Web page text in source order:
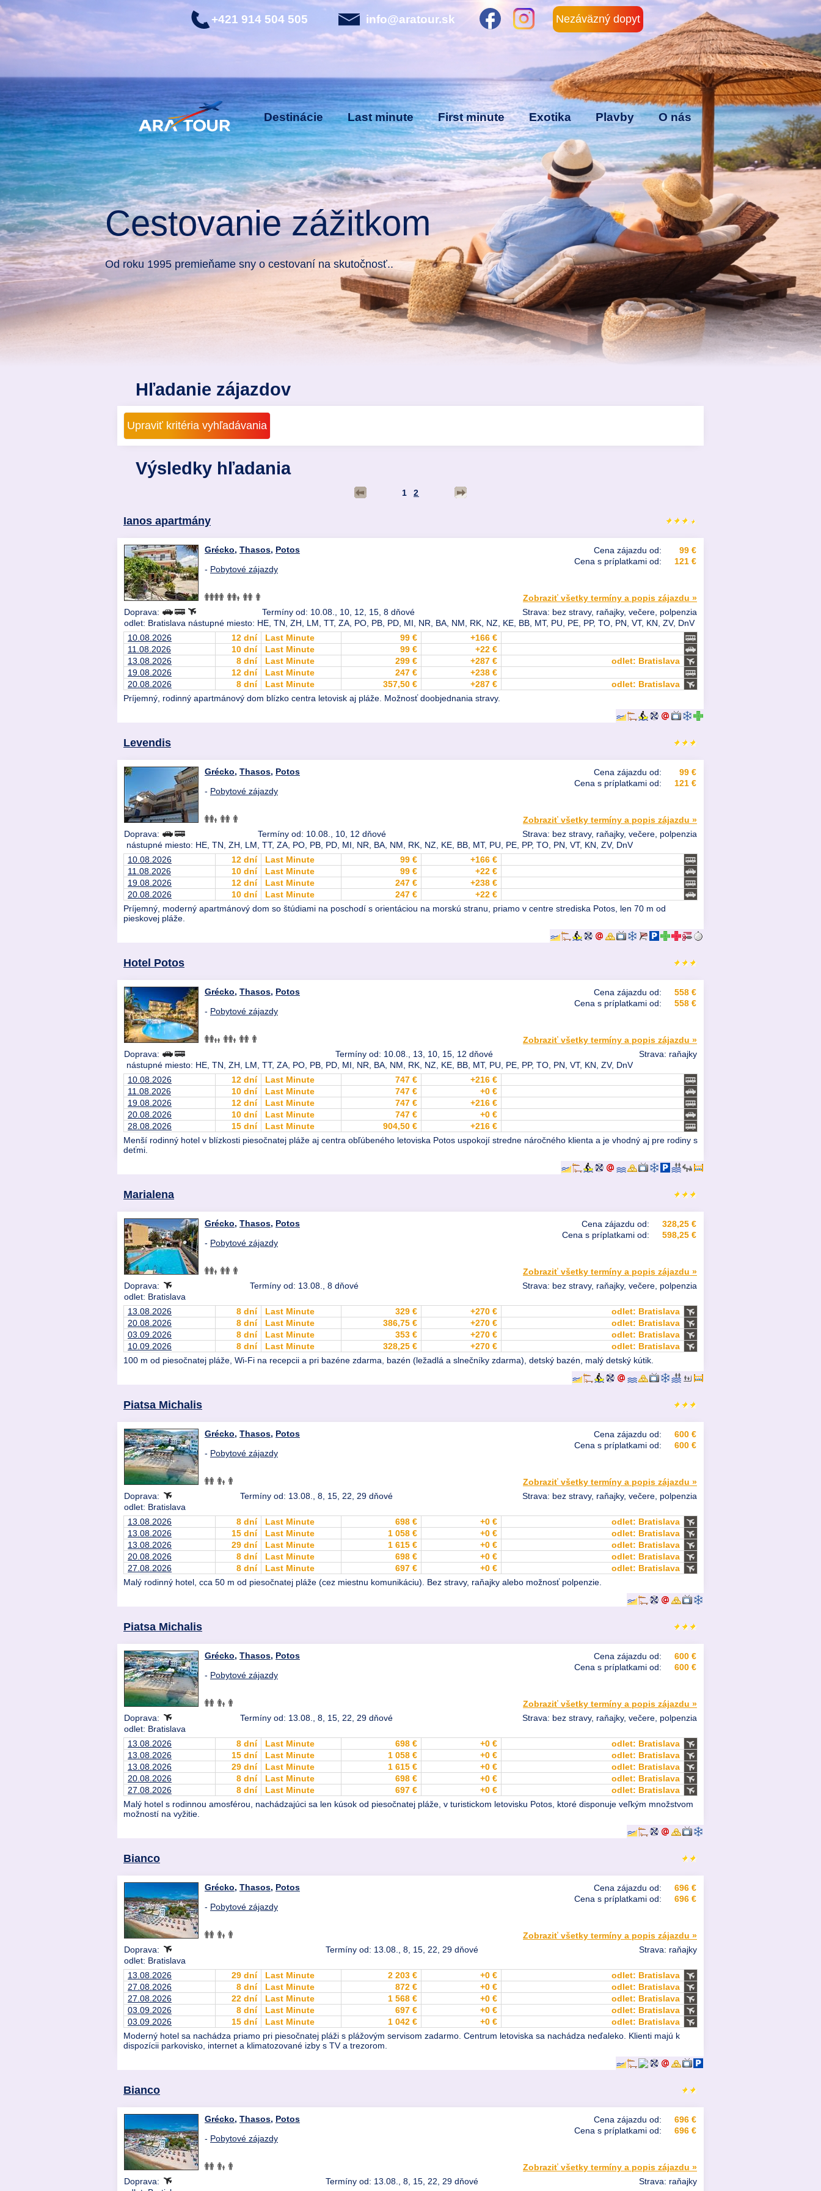
+421 914 504 505 info@aratour.sk Nezáväzný dopyt
Destinácie Last minute First minute Exotika Plavby O nás
Cestovanie zážitkom
Od roku 1995 premieňame sny o cestovaní na skutočnosť..
Hľadanie zájazdov
Výsledky hľadania
1 2
Ianos apartmány
Cena zájazdu od:
99 €
Cena s príplatkami od:
121 €
Grécko, Thasos, Potos
- Pobytové zájazdy
Zobraziť všetky termíny a popis zájazdu »
Doprava:
Termíny od: 10.08., 10, 12, 15, 8 dňové
Strava: bez stravy, raňajky, večere, polpenzia
odlet: Bratislava nástupné miesto: HE, TN, ZH, LM, TT, ZA, PO, PB, PD, MI, NR, BA, NM, RK, NZ, KE, BB, MT, PU, PE, PP, TO, PN, VT, KN, ZV, DnV
10.08.2026
12 dní Last Minute 99 €
+166 €
11.08.2026
10 dní Last Minute 99 €
+22 €
13.08.2026
8 dní Last Minute 299 € +287 €
odlet: Bratislava
19.08.2026
12 dní Last Minute 247 €
+238 €
20.08.2026
8 dní Last Minute 357,50 € +287 €
odlet: Bratislava
Príjemný, rodinný apartmánový dom blízko centra letovisk aj pláže. Možnosť doobjednania stravy.
Levendis
Cena zájazdu od:
99 €
Cena s príplatkami od:
121 €
Grécko, Thasos, Potos
- Pobytové zájazdy
Zobraziť všetky termíny a popis zájazdu »
Doprava:
Termíny od: 10.08., 10, 12 dňové
Strava: bez stravy, raňajky, večere, polpenzia
nástupné miesto: HE, TN, ZH, LM, TT, ZA, PO, PB, PD, MI, NR, BA, NM, RK, NZ, KE, BB, MT, PU, PE, PP, TO, PN, VT, KN, ZV, DnV
10.08.2026
12 dní Last Minute 99 €
+166 €
11.08.2026
10 dní Last Minute 99 €
+22 €
19.08.2026
12 dní Last Minute 247 €
+238 €
20.08.2026
10 dní Last Minute 247 €
+22 €
Príjemný, moderný apartmánový dom so štúdiami na poschodí s orientáciou na morskú stranu, priamo v centre strediska Potos, len 70 m od
pieskovej pláže.
Hotel Potos
Cena zájazdu od:
558 €
Cena s príplatkami od:
558 €
Grécko, Thasos, Potos
- Pobytové zájazdy
Zobraziť všetky termíny a popis zájazdu »
Doprava:
Termíny od: 10.08., 13, 10, 15, 12 dňové
Strava: raňajky
nástupné miesto: HE, TN, ZH, LM, TT, ZA, PO, PB, PD, MI, NR, BA, NM, RK, NZ, KE, BB, MT, PU, PE, PP, TO, PN, VT, KN, ZV, DnV
10.08.2026
12 dní Last Minute 747 €
+216 €
11.08.2026
10 dní Last Minute 747 €
+0 €
19.08.2026
12 dní Last Minute 747 €
+216 €
20.08.2026
10 dní Last Minute 747 €
+0 €
28.08.2026
15 dní Last Minute 904,50 €
+216 €
Menší rodinný hotel v blízkosti piesočnatej pláže aj centra obľúbeného letoviska Potos uspokojí stredne náročného klienta a je vhodný aj pre rodiny s
deťmi.
Marialena
Cena zájazdu od:
328,25 €
Cena s príplatkami od:
598,25 €
Grécko, Thasos, Potos
- Pobytové zájazdy
Zobraziť všetky termíny a popis zájazdu »
Doprava:
Termíny od: 13.08., 8 dňové
Strava: bez stravy, raňajky, večere, polpenzia
odlet: Bratislava
13.08.2026
8 dní Last Minute 329 € +270 €
odlet: Bratislava
20.08.2026
8 dní Last Minute 386,75 € +270 €
odlet: Bratislava
03.09.2026
8 dní Last Minute 353 € +270 €
odlet: Bratislava
10.09.2026
8 dní Last Minute 328,25 € +270 €
odlet: Bratislava
100 m od piesočnatej pláže, Wi-Fi na recepcii a pri bazéne zdarma, bazén (ležadlá a slnečníky zdarma), detský bazén, malý detský kútik.
Piatsa Michalis
Cena zájazdu od:
600 €
Cena s príplatkami od:
600 €
Grécko, Thasos, Potos
- Pobytové zájazdy
Zobraziť všetky termíny a popis zájazdu »
Doprava:
Termíny od: 13.08., 8, 15, 22, 29 dňové
Strava: bez stravy, raňajky, večere, polpenzia
odlet: Bratislava
13.08.2026
8 dní Last Minute 698 € +0 €
odlet: Bratislava
13.08.2026
15 dní Last Minute 1 058 € +0 €
odlet: Bratislava
13.08.2026
29 dní Last Minute 1 615 € +0 €
odlet: Bratislava
20.08.2026
8 dní Last Minute 698 € +0 €
odlet: Bratislava
27.08.2026
8 dní Last Minute 697 € +0 €
odlet: Bratislava
Malý rodinný hotel, cca 50 m od piesočnatej pláže (cez miestnu komunikáciu). Bez stravy, raňajky alebo možnosť polpenzie.
Piatsa Michalis
Cena zájazdu od:
600 €
Cena s príplatkami od:
600 €
Grécko, Thasos, Potos
- Pobytové zájazdy
Zobraziť všetky termíny a popis zájazdu »
Doprava:
Termíny od: 13.08., 8, 15, 22, 29 dňové
Strava: bez stravy, raňajky, večere, polpenzia
odlet: Bratislava
13.08.2026
8 dní Last Minute 698 € +0 €
odlet: Bratislava
13.08.2026
15 dní Last Minute 1 058 € +0 €
odlet: Bratislava
13.08.2026
29 dní Last Minute 1 615 € +0 €
odlet: Bratislava
20.08.2026
8 dní Last Minute 698 € +0 €
odlet: Bratislava
27.08.2026
8 dní Last Minute 697 € +0 €
odlet: Bratislava
Malý hotel s rodinnou amosférou, nachádzajúci sa len kúsok od piesočnatej pláže, v turistickom letovisku Potos, ktoré disponuje veľkým množstvom
možností na vyžitie.
Bianco
Cena zájazdu od:
696 €
Cena s príplatkami od:
696 €
Grécko, Thasos, Potos
- Pobytové zájazdy
Zobraziť všetky termíny a popis zájazdu »
Doprava:
Termíny od: 13.08., 8, 15, 22, 29 dňové
Strava: raňajky
odlet: Bratislava
13.08.2026
29 dní Last Minute 2 203 € +0 €
odlet: Bratislava
27.08.2026
8 dní Last Minute 872 € +0 €
odlet: Bratislava
27.08.2026
22 dní Last Minute 1 568 € +0 €
odlet: Bratislava
03.09.2026
8 dní Last Minute 697 € +0 €
odlet: Bratislava
03.09.2026
15 dní Last Minute 1 042 € +0 €
odlet: Bratislava
Moderný hotel sa nachádza priamo pri piesočnatej pláži s plážovým servisom zadarmo. Centrum letoviska sa nachádza neďaleko. Klienti majú k
dispozícii parkovisko, internet a klimatozované izby s TV a trezorom.
Bianco
Cena zájazdu od:
696 €
Cena s príplatkami od:
696 €
Grécko, Thasos, Potos
- Pobytové zájazdy
Zobraziť všetky termíny a popis zájazdu »
Doprava:
Termíny od: 13.08., 8, 15, 22, 29 dňové
Strava: raňajky